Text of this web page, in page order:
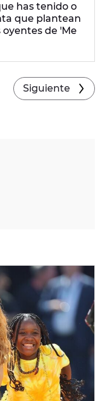
has tenido o
que plantean
oyentes de 'Me
Siguiente